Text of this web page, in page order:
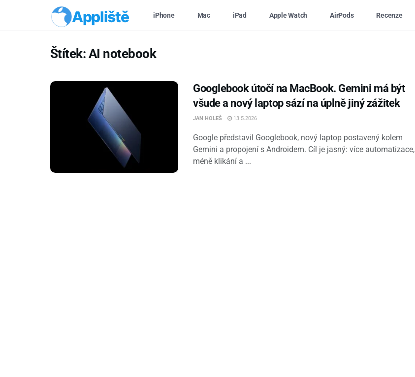
Appliště iPhone Mac iPad Apple Watch AirPods Recenze
Štítek: AI notebook
Googlebook útočí na MacBook. Gemini má být
všude a nový laptop sází na úplně jiný zážitek
JAN HOLEŠ 13.5.2026
Google představil Googlebook, nový laptop postavený kolem
Gemini a propojení s Androidem. Cíl je jasný: více automatizace,
méně klikání a ...